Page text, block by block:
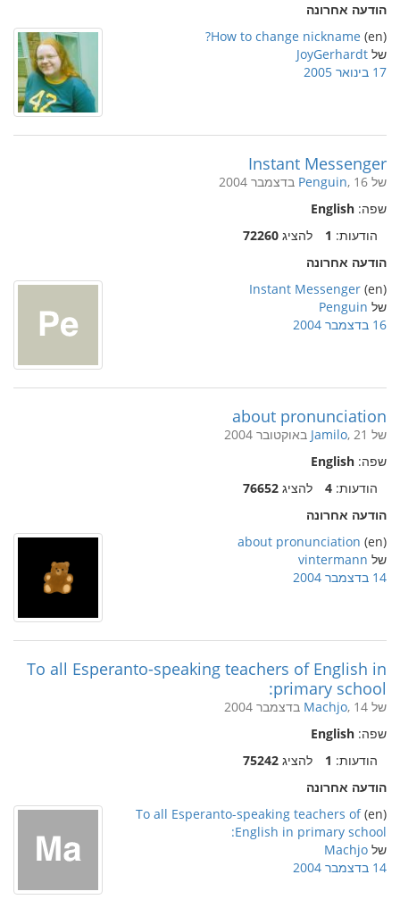
הודעה אחרונה
(en)
How to change nickname?
של JoyGerhardt
17 בינואר 2005
Instant Messenger
של Penguin, 16 בדצמבר 2004
שפה: English
הודעות: 1 להציג 72260
הודעה אחרונה
(en)
Instant Messenger
של Penguin
16 בדצמבר 2004
about pronunciation
של Jamilo, 21 באוקטובר 2004
שפה: English
הודעות: 4 להציג 76652
הודעה אחרונה
(en)
about pronunciation
של vintermann
14 בדצמבר 2004
To all Esperanto-speaking teachers of English in
primary school:
של Machjo, 14 בדצמבר 2004
שפה: English
הודעות: 1 להציג 75242
הודעה אחרונה
(en)
To all Esperanto-speaking teachers of
English in primary school:
של Machjo
14 בדצמבר 2004